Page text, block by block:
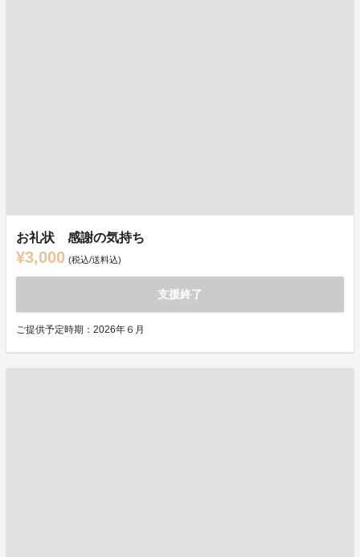
お礼状 感謝の気持ち
¥3,000 (税込/送料込)
支援終了
ご提供予定時期：2026年６月